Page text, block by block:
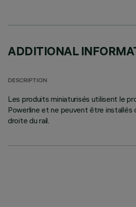
ADDITIONAL
DESCRIPTION
Les produits miniaturisés utilisent le
Powerline et ne peuvent être installés
droite du rail.